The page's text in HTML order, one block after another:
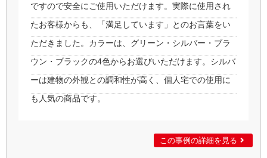
この事例の詳細を見る
ですので安全にご使用いただけます。実際に使用され
たお客様からも、「満足しています」とのお言葉をい
ただきました。カラーは、グリーン・シルバー・ブラ
ウン・ブラックの4色からお選びいただけます。シルバ
ーは建物の外観との調和性が高く、個人宅での使用に
も人気の商品です。